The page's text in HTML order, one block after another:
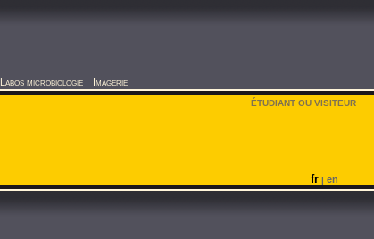
Labos microbiologie Imagerie
ÉTUDIANT OU VISITEUR
fr | en